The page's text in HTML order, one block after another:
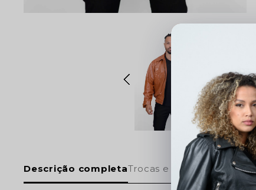
Descrição completaTrocas e devoluções